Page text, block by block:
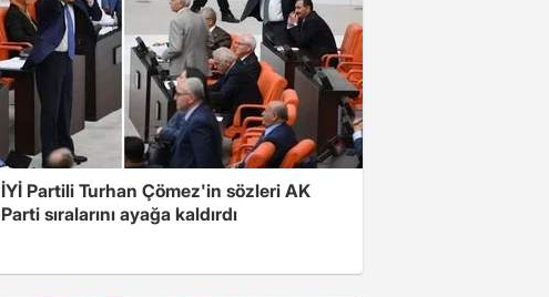
İYİ Partili Turhan Çömez'in sözleri AK
Parti sıralarını ayağa kaldırdı